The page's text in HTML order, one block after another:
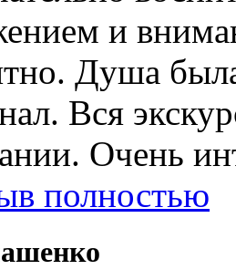
и
Душа
Вся
Очень
полностью